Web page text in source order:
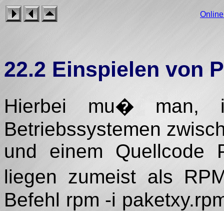
22.2 Einspielen von
Hierbei mu� man,
Betriebssystemen
und einem Quellcode
liegen zumeist als
Befehl rpm -i